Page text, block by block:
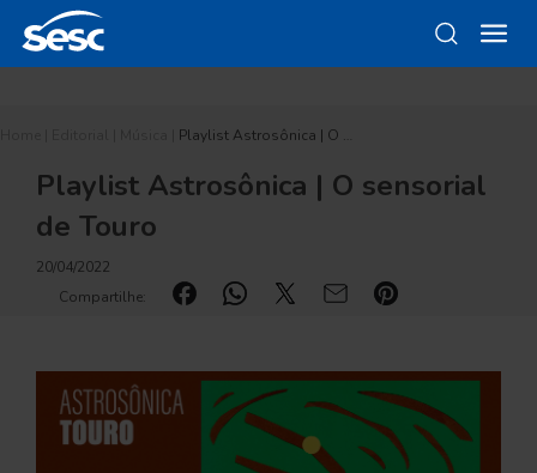
Playlist Astrosônica | O …
Playlist Astrosônica | O sensorial
de Touro
20/04/2022
Compartilhe: